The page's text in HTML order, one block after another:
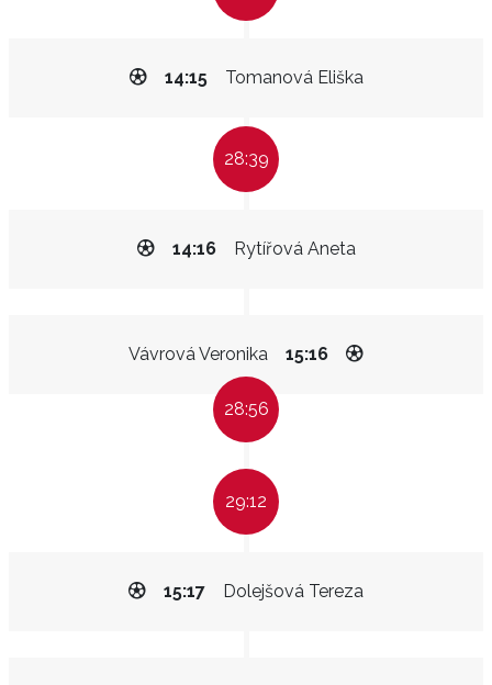
Tomanová Eliška
14:15
28:39
Rytířová Aneta
14:16
Vávrová Veronika 15:16
28:56
29:12
Dolejšová Tereza
15:17